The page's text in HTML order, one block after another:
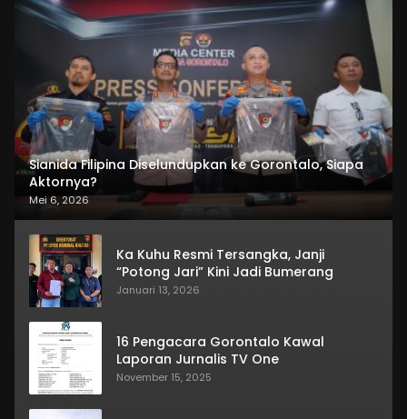
Sianida Filipina Diselundupkan ke Gorontalo, Siapa
Aktornya?
Mei 6, 2026
Ka Kuhu Resmi Tersangka, Janji
“Potong Jari” Kini Jadi Bumerang
Januari 13, 2026
16 Pengacara Gorontalo Kawal
Laporan Jurnalis TV One
November 15, 2025